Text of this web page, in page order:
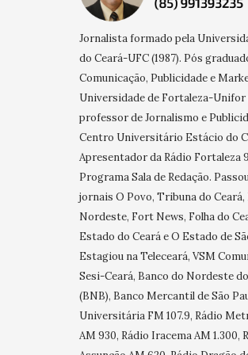
Jornalista formado pela
do Ceará-UFC (1987). Pós
Comunicação, Publicidade e
Universidade de Fortaleza-Unifor
professor de Jornalismo e
Centro Universitário Estácio do
Apresentador da Rádio Fortaleza
Programa Sala de Redação.
jornais O Povo, Tribuna do
Nordeste, Fort News, Folha do
Estado do Ceará e O Estado de
Estagiou na Teleceará, VSM
Sesi-Ceará, Banco do Nordeste
(BNB), Banco Mercantil de São
Universitária FM 107.9, Rádio
AM 930, Rádio Iracema AM 1.300,